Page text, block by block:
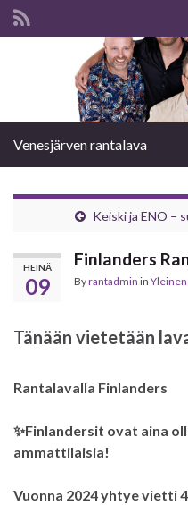
Search for:
Venesjärven rantalava
Keiski ja ENO –
HEINÄ
09
Finlanders
Byrantadmin in Yleinen
Tänään vietetään
Rantalavalla Finlanders
✨Finlandersit ovat aina
ammattilaisia!
Vuonna 2024 yhtye vietti